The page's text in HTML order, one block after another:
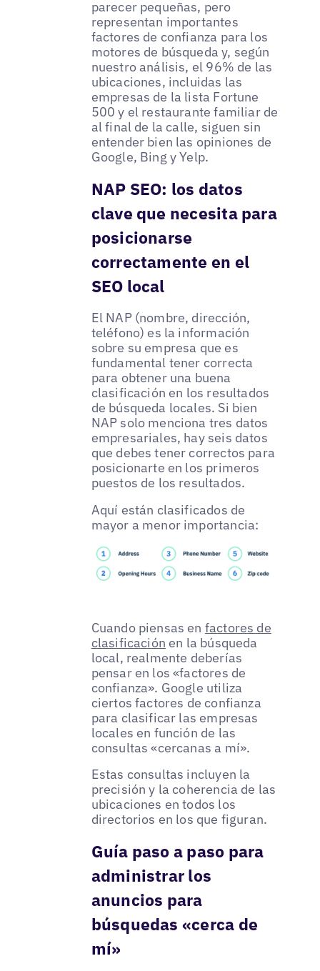
parecer pequeñas, pero
representan importantes
factores de confianza para los
motores de búsqueda y, según
nuestro análisis, el 96% de las
ubicaciones, incluidas las
empresas de la lista Fortune
500 y el restaurante familiar de
al final de la calle, siguen sin
entender bien las opiniones de
Google, Bing y Yelp.
NAP SEO: los datos
clave que necesita para
posicionarse
correctamente en el
SEO local
El NAP (nombre, dirección,
teléfono) es la información
sobre su empresa que es
fundamental tener correcta
para obtener una buena
clasificación en los resultados
de búsqueda locales. Si bien
NAP solo menciona tres datos
empresariales, hay seis datos
que debes tener correctos para
posicionarte en los primeros
puestos de los resultados.
Aquí están clasificados de
mayor a menor importancia:
Cuando piensas en factores de
clasificación en la búsqueda
local, realmente deberías
pensar en los «factores de
confianza». Google utiliza
ciertos factores de confianza
para clasificar las empresas
locales en función de las
consultas «cercanas a mí».
Estas consultas incluyen la
precisión y la coherencia de las
ubicaciones en todos los
directorios en los que figuran.
Guía paso a paso para
administrar los
anuncios para
búsquedas «cerca de
mí»